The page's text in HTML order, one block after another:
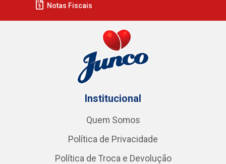
Notas Fiscais
Institucional
Quem Somos
Política de Privacidade
Política de Troca e Devolução